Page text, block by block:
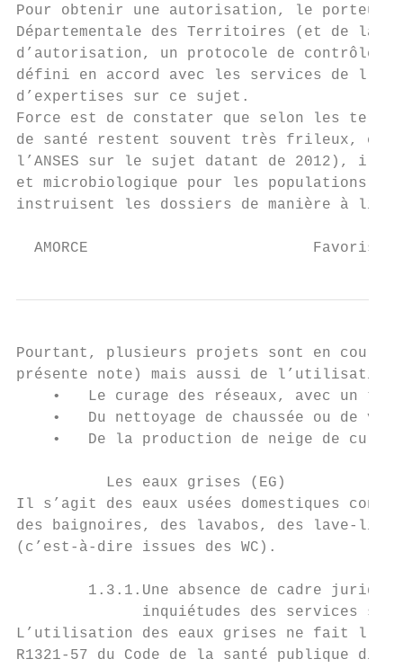
Pour obtenir une autorisation, le porteur
Départementale des Territoires (et de la
d’autorisation, un protocole de contrôle
défini en accord avec les services de
d’expertises sur ce sujet.
Force est de constater que selon les
de santé restent souvent très frileux,
l’ANSES sur le sujet datant de 2012), il
et microbiologique pour les populations
instruisent les dossiers de manière à
AMORCE
Pourtant, plusieurs projets sont en cours
présente note) mais aussi de l’utilisation
•   Le curage des réseaux, avec un
•   Du nettoyage de chaussée ou de
•   De la production de neige de
          Les eaux grises (EG)
Il s’agit des eaux usées domestiques
des baignoires, des lavabos, des lave-
(c’est-à-dire issues des WC).
1.3.1.Une absence de cadre
inquiétudes des services
L’utilisation des eaux grises ne fait
R1321-57 du Code de la santé publique